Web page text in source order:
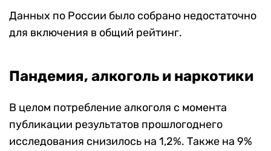
Данных по России было собрано недостаточно
для включения в общий рейтинг.
Пандемия, алкоголь и наркотики
В целом потребление алкоголя с момента
публикации результатов прошлогоднего
исследования снизилось на 1,2%. Также на 9%